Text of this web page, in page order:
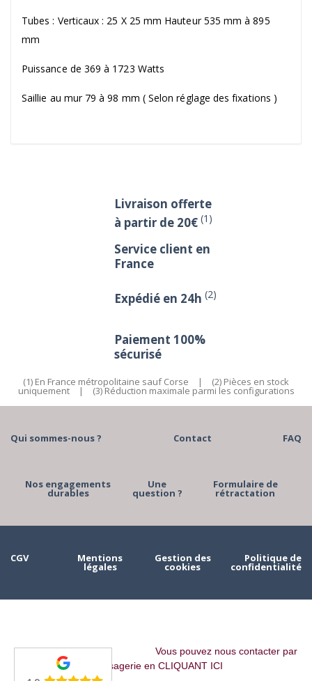
Tubes : Verticaux : 25 X 25 mm Hauteur 535 mm à 895
mm
Puissance de 369 à 1723 Watts
Saillie au mur 79 à 98 mm ( Selon réglage des fixations )
Livraison offerte
à partir de 20€ (1)
Service client en
France
Expédié en 24h (2)
Paiement 100%
sécurisé
(1) En France métropolitaine sauf Corse | (2) Pièces en stock
uniquement | (3) Réduction maximale parmi les configurations
Qui sommes-nous ? Contact FAQ
Nos engagements
durables
Une
question ?
Formulaire de
rétractation
CGV Mentions
légales
Gestion des
cookies
Politique de
confidentialité
Vous pouvez nous contacter par
messagerie en CLIQUANT ICI